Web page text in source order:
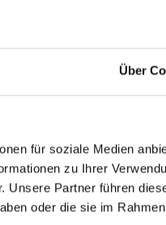
Über
für soziale Medien
zu Ihrer
Unsere Partner führen
oder die sie im